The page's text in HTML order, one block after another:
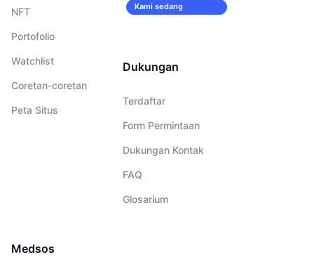
NFT
Portofolio
Watchlist
Coretan-coretan
Peta Situs
Kami sedang
Dukungan
Terdaftar
Form Permintaan
Dukungan Kontak
FAQ
Glosarium
Medsos